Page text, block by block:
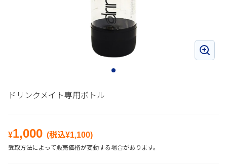
ドリンクメイト専用ボトル
¥1,000 (税込¥1,100)
受取方法によって販売価格が変動する場合があります。